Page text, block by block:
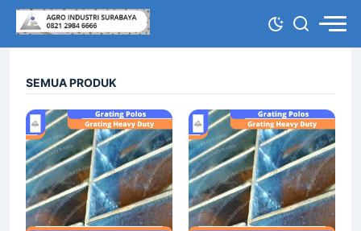
SEMUA PRODUK